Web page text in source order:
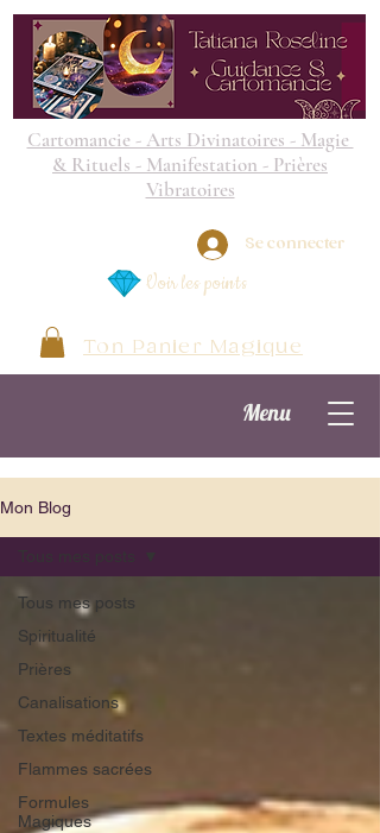
Cartomancie - Arts Divinatoires - Magie
& Rituels - Manifestation - Prières
Vibratoires
Menu
Ton Panier Magique
Se connecter
Voir les points
Mon Blog
Tous mes posts
Spiritualité
Prières
Canalisations
Textes méditatifs
Flammes sacrées
Formules
Magiques